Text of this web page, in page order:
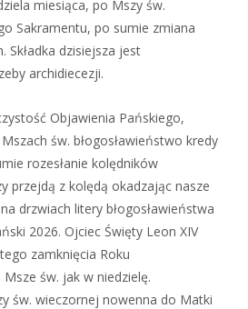
miesiąca, po Mszy św.
Sakramentu, po sumie zmiana
dzisiejsza jest
archidiecezji.
Objawienia Pańskiego,
św. błogosławieństwo kredy
rozesłanie kolędników
przejdą z kolędą okadzając nasze
drzwiach litery błogosławieństwa
2026. Ojciec Święty Leon XIV
zamknięcia Roku
Msze św. jak w niedzielę.
św. wieczornej nowenna do Matki